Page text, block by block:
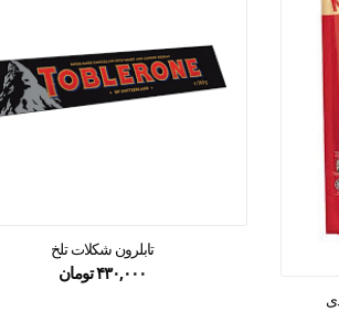
تابلرون شکلات تلخ
۴۳۰,۰۰۰تومان